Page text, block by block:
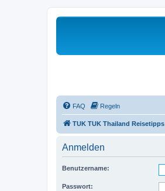
FAQ Regeln
TUK TUK Thailand Reisetipps
Anmelden
Benutzername:
Passwort: